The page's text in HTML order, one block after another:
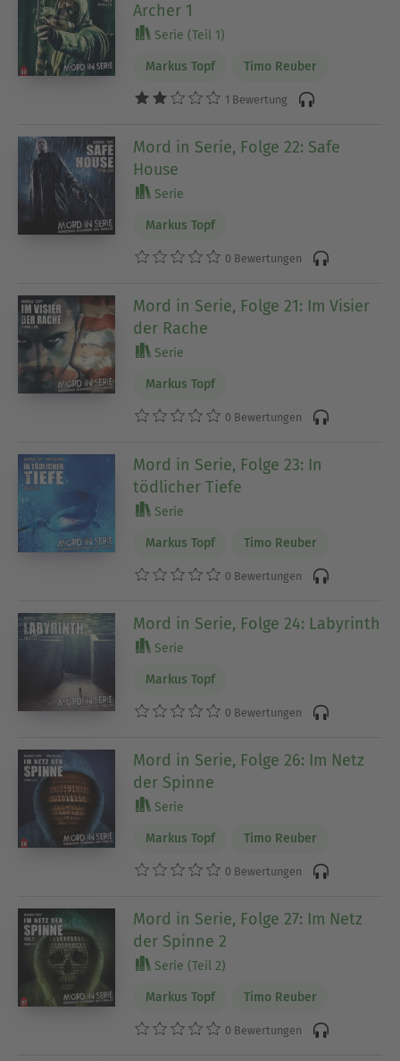
Archer 1
Serie (Teil 1)
Markus Topf Timo Reuber
1 Bewertung
Mord in Serie, Folge 22: Safe
House
Serie
Markus Topf
0 Bewertungen
Mord in Serie, Folge 21: Im Visier
der Rache
Serie
Markus Topf
0 Bewertungen
Mord in Serie, Folge 23: In
tödlicher Tiefe
Serie
Markus Topf Timo Reuber
0 Bewertungen
Mord in Serie, Folge 24: Labyrinth
Serie
Markus Topf
0 Bewertungen
Mord in Serie, Folge 26: Im Netz
der Spinne
Serie
Markus Topf Timo Reuber
0 Bewertungen
Mord in Serie, Folge 27: Im Netz
der Spinne 2
Serie (Teil 2)
Markus Topf Timo Reuber
0 Bewertungen